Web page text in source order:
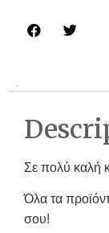
Σε πολύ καλή
Όλα τα
σου!